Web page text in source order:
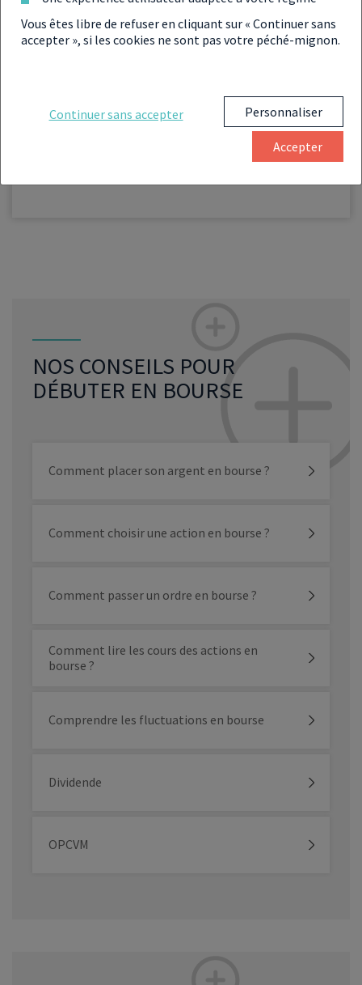
VOTRE PATRIMOINE?
bilan patrimonial gratuitementet
laissez-vous guider.
NOS CONSEILS POUR
DÉBUTER EN BOURSE
Comment placer son argent en bourse ?
Comment choisir une action en bourse ?
Comment passer un ordre en bourse ?
Comment lire les cours des actions en
bourse ?
Comprendre les fluctuations en bourse
Dividende
OPCVM
Vous êtes libre de refuser en cliquant sur « Continuer sans
accepter », si les cookies ne sont pas votre péché-mignon.
Continuer sans accepter Personnaliser
Accepter